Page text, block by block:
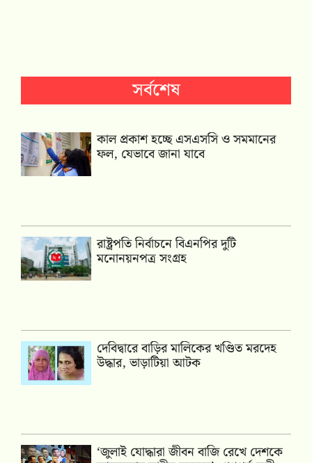
সর্বশেষ
কাল প্রকাশ হচ্ছে এসএসসি ও সমমানের
ফল, যেভাবে জানা যাবে
রাষ্ট্রপতি নির্বাচনে বিএনপির দুটি
মনোনয়নপত্র সংগ্রহ
দেবিদ্বারে বাড়ির মালিকের খণ্ডিত মরদেহ
উদ্ধার, ভাড়াটিয়া আটক
‘জুলাই যোদ্ধারা জীবন বাজি রেখে দেশকে